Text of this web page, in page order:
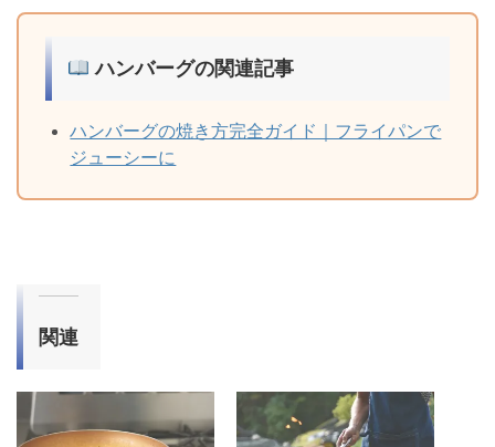
ハンバーグの関連記事
ハンバーグの焼き方完全ガイド｜フライパンで
ジューシーに
関連